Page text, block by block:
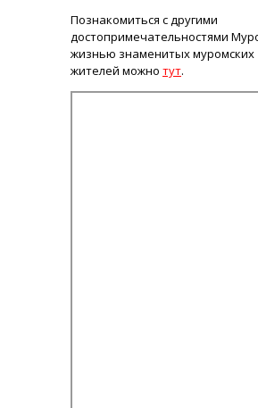
Познакомиться с другими
достопримечательностями
жизнью знаменитых муромских
жителей можно тут.